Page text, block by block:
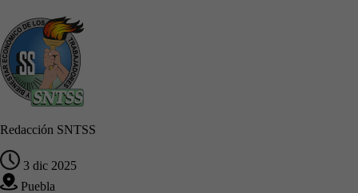
Redacción SNTSS
3 dic 2025
Puebla